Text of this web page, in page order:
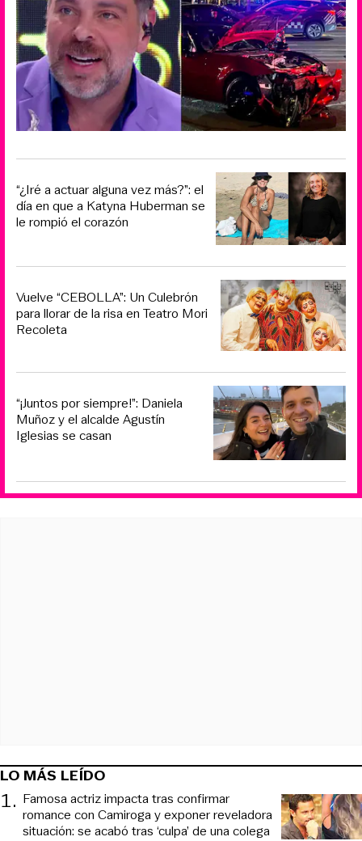
“¿Iré a actuar alguna vez más?”: el
día en que a Katyna Huberman se
le rompió el corazón
Vuelve “CEBOLLA”: Un Culebrón
para llorar de la risa en Teatro Mori
Recoleta
“¡Juntos por siempre!”: Daniela
Muñoz y el alcalde Agustín
Iglesias se casan
LO MÁS LEÍDO
1. Famosa actriz impacta tras confirmar
romance con Camiroga y exponer reveladora
situación: se acabó tras ‘culpa’ de una colega